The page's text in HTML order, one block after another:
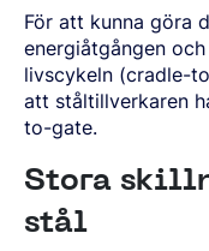
TRANSPORT
SÖMLÖSA RÖR
OVAKO 280-
VALSADE OCH
Centraleuropa
Östeuropa
Sydeuropa
Asien Och
Nordamerika
Sydamerika
Ovatrack
Logga In
För att kunna göra
energiåtgången
livscykeln (cradle-
att ståltillverkaren
to-gate.
Stora
stål